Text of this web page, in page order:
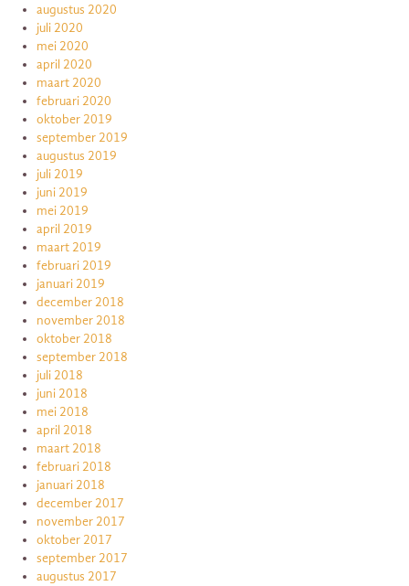
augustus 2020
juli 2020
mei 2020
april 2020
maart 2020
februari 2020
oktober 2019
september 2019
augustus 2019
juli 2019
juni 2019
mei 2019
april 2019
maart 2019
februari 2019
januari 2019
december 2018
november 2018
oktober 2018
september 2018
juli 2018
juni 2018
mei 2018
april 2018
maart 2018
februari 2018
januari 2018
december 2017
november 2017
oktober 2017
september 2017
augustus 2017